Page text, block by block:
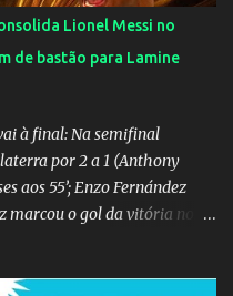
Lionel Messi no
de bastão para Lamine
à final: Na semifinal
por 2 a 1 (Anthony
aos 55’; Enzo Fernández
o gol da vitória nos